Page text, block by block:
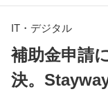
IT・デジタル
補助金申請
決。